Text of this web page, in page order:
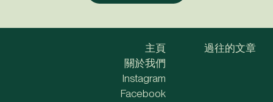
主頁
關於我們
過往的文章
Instagram
Facebook